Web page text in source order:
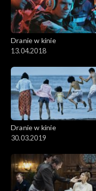
Dranie w kinie
13.04.2018
Dranie w kinie
30.03.2019